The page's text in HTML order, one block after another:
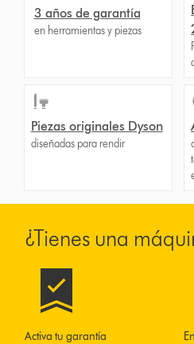
3 años de garantía
en herramientas y piezas
Piezas originales Dyson
diseñadas para rendir
¿Tienes una
Activa tu garantía